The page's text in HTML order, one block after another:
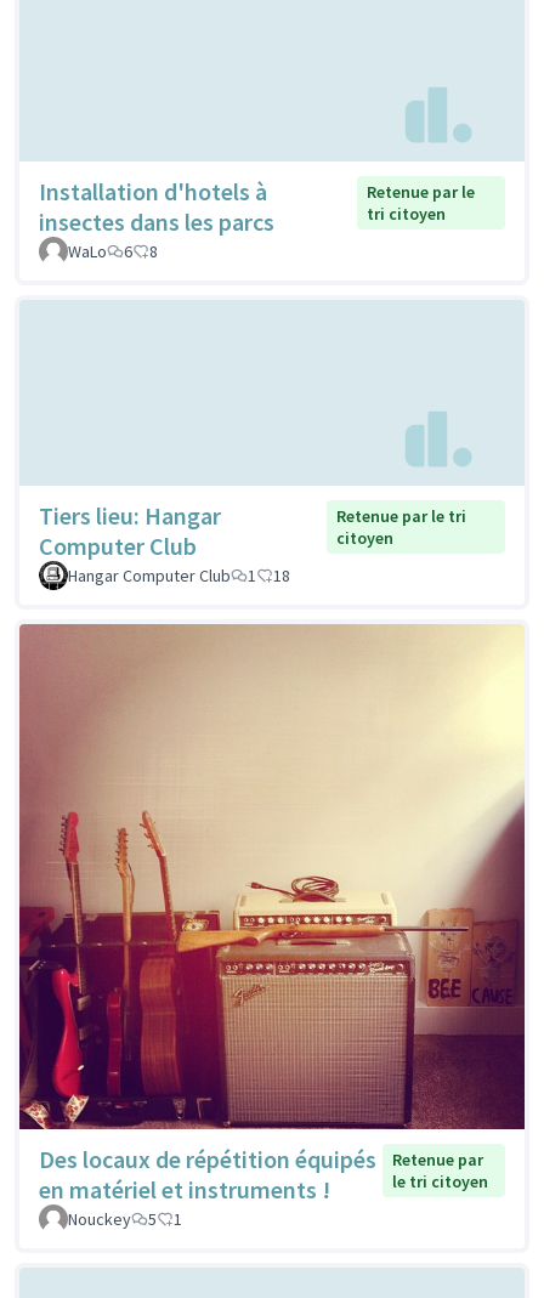
Installation d'hotels à
insectes dans les parcs
Retenue par le
tri citoyen
WaLo
6 8
Tiers lieu: Hangar
Computer Club
Retenue par le tri
citoyen
Hangar Computer Club
1 18
Des locaux de répétition équipés
en matériel et instruments !
Retenue par
le tri citoyen
Nouckey
5 1